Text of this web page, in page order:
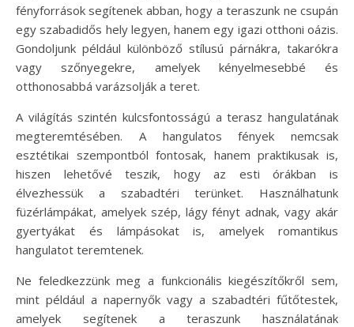
fényforrások segítenek abban, hogy a teraszunk ne csupán
egy szabadidős hely legyen, hanem egy igazi otthoni oázis.
Gondoljunk például különböző stílusú párnákra, takarókra
vagy szőnyegekre, amelyek kényelmesebbé és
otthonosabbá varázsolják a teret.
A világítás szintén kulcsfontosságú a terasz hangulatának
megteremtésében. A hangulatos fények nemcsak
esztétikai szempontból fontosak, hanem praktikusak is,
hiszen lehetővé teszik, hogy az esti órákban is
élvezhessük a szabadtéri terünket. Használhatunk
füzérlámpákat, amelyek szép, lágy fényt adnak, vagy akár
gyertyákat és lámpásokat is, amelyek romantikus
hangulatot teremtenek.
Ne feledkezzünk meg a funkcionális kiegészítőkről sem,
mint például a napernyők vagy a szabadtéri fűtőtestek,
amelyek segítenek a teraszunk használatának